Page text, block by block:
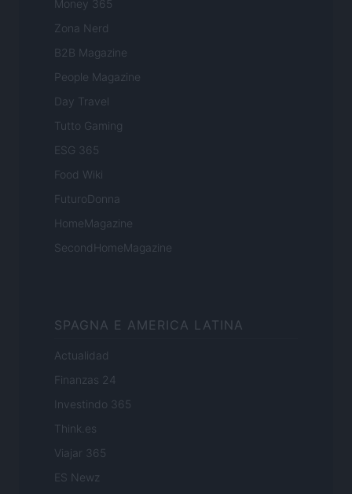
Money 365
Zona Nerd
B2B Magazine
People Magazine
Day Travel
Tutto Gaming
ESG 365
Food Wiki
FuturoDonna
HomeMagazine
SecondHomeMagazine
SPAGNA E AMERICA LATINA
Actualidad
Finanzas 24
Investindo 365
Think.es
Viajar 365
ES Newz